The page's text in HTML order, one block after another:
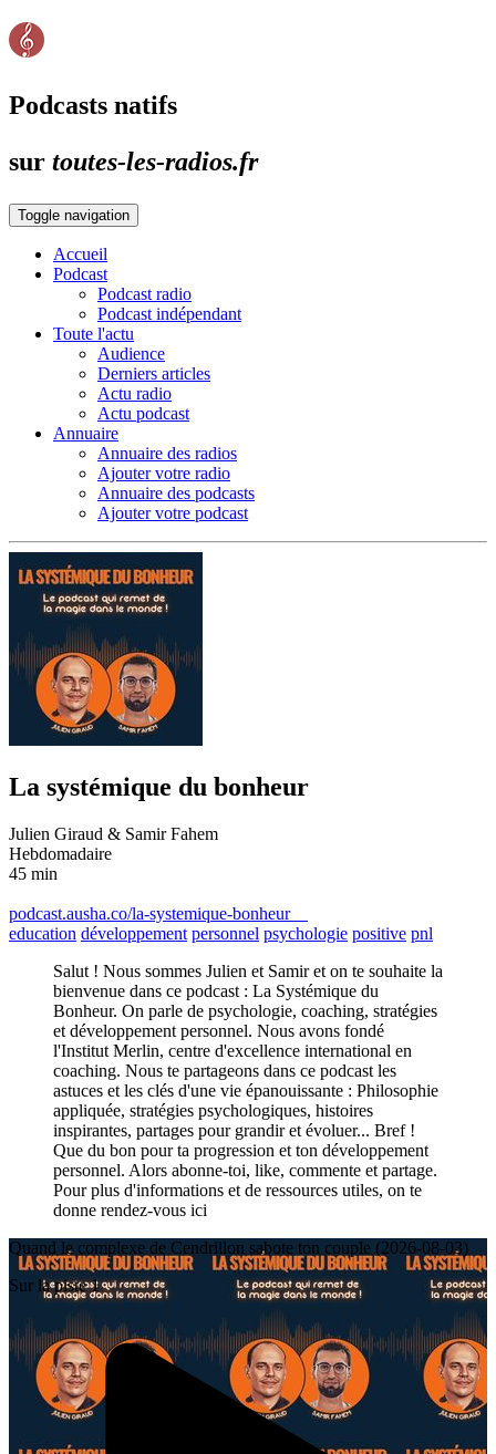
Podcasts natifs
sur toutes-les-radios.fr
Toggle navigation
Accueil
Podcast
Podcast radio
Podcast indépendant
Toute l'actu
Audience
Derniers articles
Actu radio
Actu podcast
Annuaire
Annuaire des radios
Ajouter votre radio
Annuaire des podcasts
Ajouter votre podcast
La systémique du bonheur
Julien Giraud & Samir Fahem
Hebdomadaire
45 min
podcast.ausha.co/la-systemique-bonheur
education développement personnel psychologie positive pnl
Salut ! Nous sommes Julien et Samir et on te souhaite la
bienvenue dans ce podcast : La Systémique du
Bonheur. On parle de psychologie, coaching, stratégies
et développement personnel. Nous avons fondé
l'Institut Merlin, centre d'excellence international en
coaching. Nous te partageons dans ce podcast les
astuces et les clés d'une vie épanouissante : Philosophie
appliquée, stratégies psychologiques, histoires
inspirantes, partages pour grandir et évoluer... Bref !
Que du bon pour ta progression et ton développement
personnel. Alors abonne-toi, like, commente et partage.
Pour plus d'informations et de ressources utiles, on te
donne rendez-vous ici
Quand le complexe de Cendrillon sabote ton couple (2026-08-03)
Sur la piste 1